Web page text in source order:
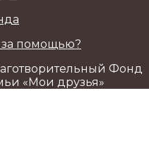
за помощью?
Фонд
«Мои друзья»